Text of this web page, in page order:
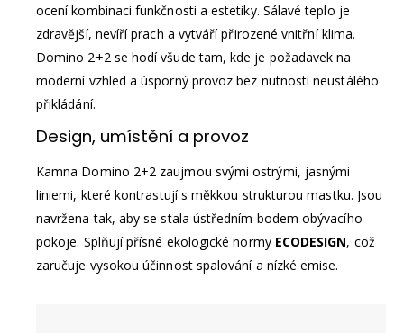
ocení kombinaci funkčnosti a estetiky. Sálavé teplo je
zdravější, nevíří prach a vytváří přirozené vnitřní klima.
Domino 2+2 se hodí všude tam, kde je požadavek na
moderní vzhled a úsporný provoz bez nutnosti neustálého
přikládání.
Design, umístění a provoz
Kamna Domino 2+2 zaujmou svými ostrými, jasnými
liniemi, které kontrastují s měkkou strukturou mastku. Jsou
navržena tak, aby se stala ústředním bodem obývacího
pokoje. Splňují přísné ekologické normy ECODESIGN, což
zaručuje vysokou účinnost spalování a nízké emise.